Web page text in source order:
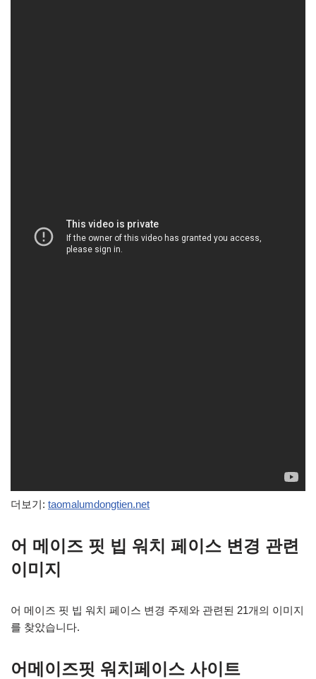
더보기: taomalumdongtien.net
어 메이즈 핏 빕 워치 페이스 변경 관련
이미지
어 메이즈 핏 빕 워치 페이스 변경 주제와 관련된 21개의 이미지
를 찾았습니다.
어메이즈핏 워치페이스 사이트